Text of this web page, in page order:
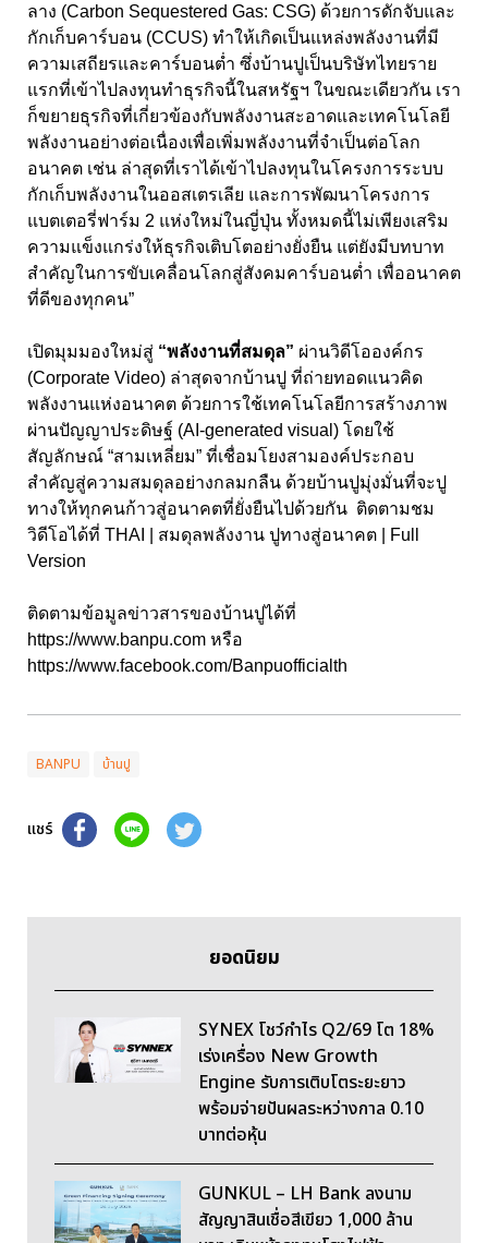
ลาง (Carbon Sequestered Gas: CSG) ด้วยการดักจับและ
กักเก็บคาร์บอน (CCUS) ทำให้เกิดเป็นแหล่งพลังงานที่มี
ความเสถียรและคาร์บอนต่ำ ซึ่งบ้านปูเป็นบริษัทไทยราย
แรกที่เข้าไปลงทุนทำธุรกิจนี้ในสหรัฐฯ ในขณะเดียวกัน เรา
ก็ขยายธุรกิจที่เกี่ยวข้องกับพลังงานสะอาดและเทคโนโลยี
พลังงานอย่างต่อเนื่องเพื่อเพิ่มพลังงานที่จำเป็นต่อโลก
อนาคต เช่น ล่าสุดที่เราได้เข้าไปลงทุนในโครงการระบบ
กักเก็บพลังงานในออสเตรเลีย และการพัฒนาโครงการ
แบตเตอรี่ฟาร์ม 2 แห่งใหม่ในญี่ปุ่น ทั้งหมดนี้ไม่เพียงเสริม
ความแข็งแกร่งให้ธุรกิจเติบโตอย่างยั่งยืน แต่ยังมีบทบาท
สำคัญในการขับเคลื่อนโลกสู่สังคมคาร์บอนต่ำ เพื่ออนาคต
ที่ดีของทุกคน”
เปิดมุมมองใหม่สู่ “พลังงานที่สมดุล” ผ่านวิดีโอองค์กร
(Corporate Video) ล่าสุดจากบ้านปู ที่ถ่ายทอดแนวคิด
พลังงานแห่งอนาคต ด้วยการใช้เทคโนโลยีการสร้างภาพ
ผ่านปัญญาประดิษฐ์ (AI-generated visual ) โดยใช้
สัญลักษณ์ “สามเหลี่ยม” ที่เชื่อมโยงสามองค์ประกอบ
สำคัญสู่ความสมดุลอย่างกลมกลืน ด้วยบ้านปูมุ่งมั่นที่จะปู
ทางให้ทุกคนก้าวสู่อนาคตที่ยั่งยืนไปด้วยกัน ติดตามชม
วิดีโอได้ที่ THAI | สมดุลพลังงาน ปูทางสู่อนาคต
| Full
Version
ติดตามข้อมูลข่าวสารของบ้านปูได้ที่
https://www.banpu.com หรือ
https://www.facebook.com/Banpuofficialth
BANPU บ้านปู
แชร์
ยอดนิยม
SYNEX โชว์กำไร Q2/69 โต 18%
เร่งเครื่อง New Growth
Engine รับการเติบโตระยะยาว
พร้อมจ่ายปันผลระหว่างกาล 0.10
บาทต่อหุ้น
GUNKUL – LH Bank ลงนาม
สัญญาสินเชื่อสีเขียว 1,000 ล้าน